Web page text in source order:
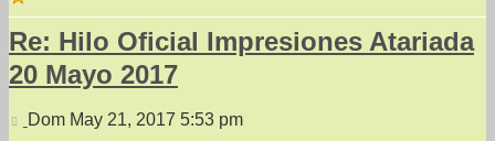
Re: Hilo Oficial Impresiones Atariada
20 Mayo 2017
Mensaje
Dom May 21, 2017 5:53 pm